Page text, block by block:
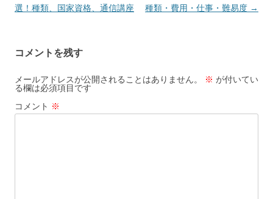
稿
ゲ
ー
シ
ョ
選！種類、国家資格、通信講座
種類・費用・仕事・難易度 →
コメントを残す
メールアドレスが公開されることはありません。 ※ が付いてい
る欄は必須項目です
コメント ※